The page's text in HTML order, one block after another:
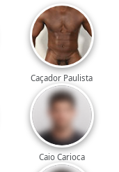
Caçador Paulista
Caio Carioca